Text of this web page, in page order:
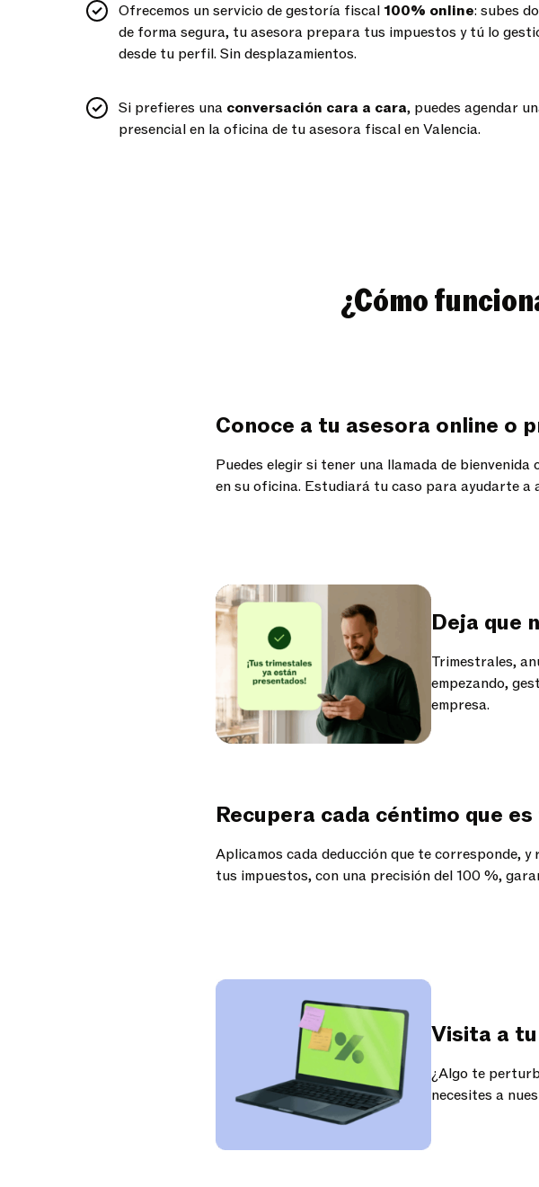
Ofrecemos un servicio de gestoría fiscal 100% online: subes
de forma segura, tu asesora prepara tus impuestos y tú lo
desde tu perfil. Sin desplazamientos.
Si prefieres una conversación cara a cara, puedes agendar
presencial en la oficina de tu asesora fiscal en Valencia.
¿Cómo
Conoce a tu asesora online o
Puedes elegir si tener una llamada de
en su oficina. Estudiará tu caso para ayudarte a
Deja que
Trimestrales,
empezando,
empresa.
Recupera cada céntimo que
Aplicamos cada deducción que te corresponde,
tus impuestos, con una precisión del 100 %,
Visita a
¿Algo te
necesites a